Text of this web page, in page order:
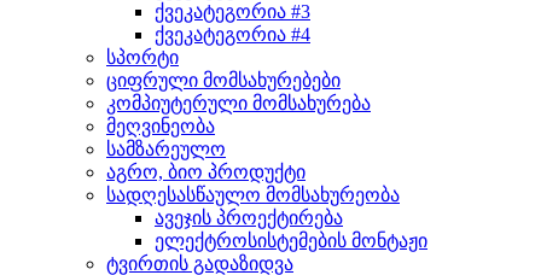
ქვეკატეგორია #3
ქვეკატეგორია #4
სპორტი
ციფრული მომსახურებები
კომპიუტერული მომსახურება
მეღვინეობა
სამზარეულო
აგრო, ბიო პროდუქტი
სადღესასწაულო მომსახურეობა
ავეჯის პროექტირება
ელექტროსისტემების მონტაჟი
ტვირთის გადაზიდვა